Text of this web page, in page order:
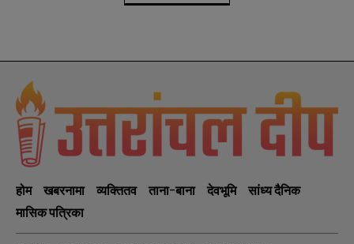
होम खबरनामा व्यक्तितव ताना-बाना देवभूमि
सांध्य दैनिक
मासिक पत्रिका